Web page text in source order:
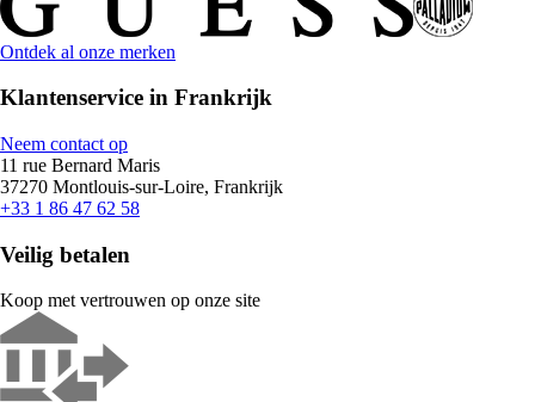
Ontdek al onze merken
Klantenservice in Frankrijk
Neem contact op
11 rue Bernard Maris
37270 Montlouis-sur-Loire, Frankrijk
+33 1 86 47 62 58
Veilig betalen
Koop met vertrouwen op onze site